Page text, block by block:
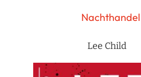
Nachthandel
Lee Child